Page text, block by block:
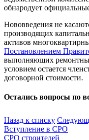
обнародует
Нововведения не
производящих
активов
Постановлением
выполняющих
условием остается
договорной стоимости.
Остались вопросы по
Заказать консультацию
Назад к списку
Вступление в СРО
СРО строителей